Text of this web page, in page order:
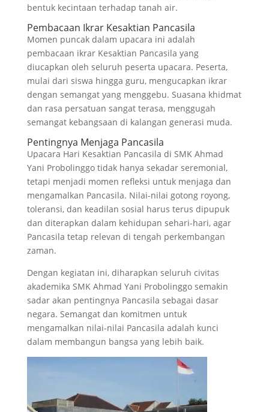
bentuk kecintaan terhadap tanah air.
Pembacaan Ikrar Kesaktian Pancasila
Momen puncak dalam upacara ini adalah
pembacaan ikrar Kesaktian Pancasila yang
diucapkan oleh seluruh peserta upacara. Peserta,
mulai dari siswa hingga guru, mengucapkan ikrar
dengan semangat yang menggebu. Suasana khidmat
dan rasa persatuan sangat terasa, menggugah
semangat kebangsaan di kalangan generasi muda.
Pentingnya Menjaga Pancasila
Upacara Hari Kesaktian Pancasila di SMK Ahmad
Yani Probolinggo tidak hanya sekadar seremonial,
tetapi menjadi momen refleksi untuk menjaga dan
mengamalkan Pancasila. Nilai-nilai gotong royong,
toleransi, dan keadilan sosial harus terus dipupuk
dan diterapkan dalam kehidupan sehari-hari, agar
Pancasila tetap relevan di tengah perkembangan
zaman.
Dengan kegiatan ini, diharapkan seluruh civitas
akademika SMK Ahmad Yani Probolinggo semakin
sadar akan pentingnya Pancasila sebagai dasar
negara. Semangat dan komitmen untuk
mengamalkan nilai-nilai Pancasila adalah kunci
dalam membangun bangsa yang lebih baik.